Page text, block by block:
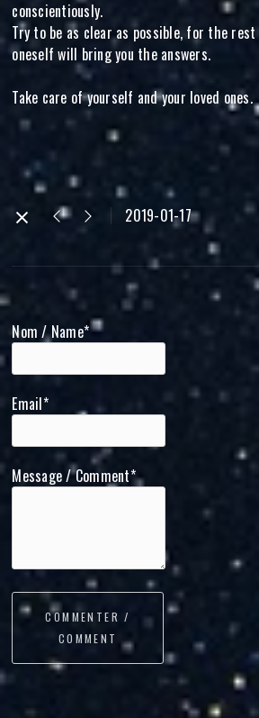
conscientiously.
Try to be as clear as possible, for the rest
oneself will bring you the answers.
Take care of yourself and your loved ones.
2019-01-17
Nom / Name*
Email*
Message / Comment*
COMMENTER /
COMMENT